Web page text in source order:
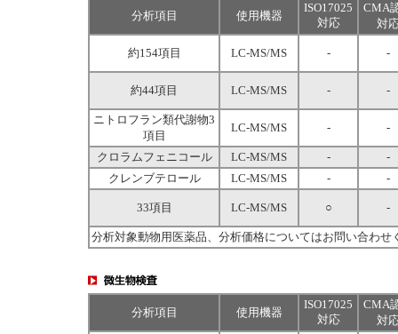
分析項目 使用機器
ISO17025
対応
CMA
対
約154項目 LC-MS/MS - -
約44項目 LC-MS/MS - -
ニトロフラン類代謝物3
項目
LC-MS/MS - -
クロラムフェニコール LC-MS/MS -
-
クレンブテロール
LC-MS/MS - -
33項目 LC-MS/MS ○ -
分析対象動物用医薬品、分析価格についてはお問い合わせ
分析項目 使用機器
ISO17025
対応
CMA
対